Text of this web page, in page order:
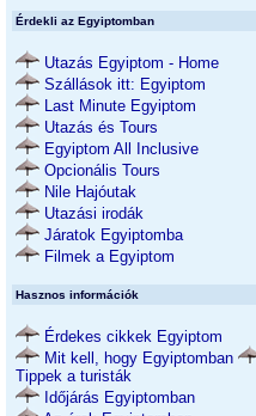
Érdekli az Egyiptomban
Utazás Egyiptom - Home
Szállások itt: Egyiptom
Last Minute Egyiptom
Utazás és Tours
Egyiptom All Inclusive
Opcionális Tours
Nile Hajóutak
Utazási irodák
Járatok Egyiptomba
Filmek a Egyiptom
Hasznos információk
Érdekes cikkek Egyiptom
Mit kell, hogy Egyiptomban
Tippek a turisták
Időjárás Egyiptomban